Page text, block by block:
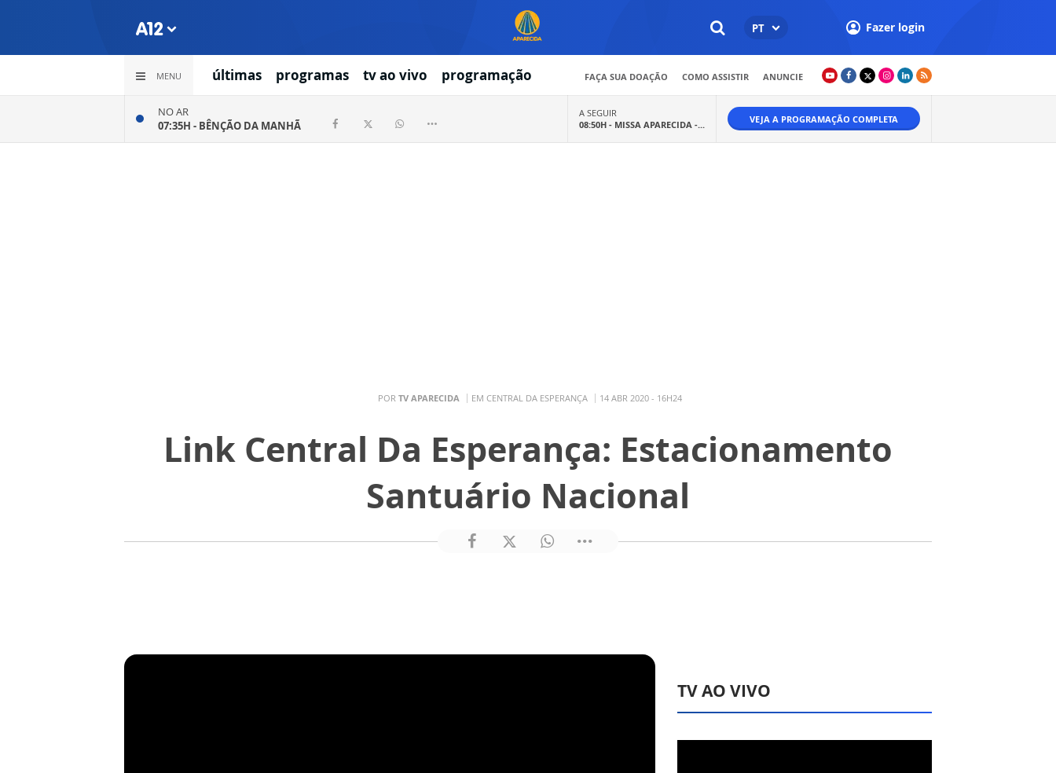
PT Fazer login
MENU últimas programas tv ao vivo programação FAÇA SUA DOAÇÃO COMO ASSISTIR ANUNCIE
NO AR
07:35H - BÊNÇÃO DA MANHÃ
A SEGUIR
08:50H - MISSA APARECIDA -... VEJA A PROGRAMAÇÃO COMPLETA
POR TV APARECIDA EM CENTRAL DA ESPERANÇA 14 ABR 2020 - 16H24
Link Central Da Esperança: Estacionamento
Santuário Nacional
TV AO VIVO